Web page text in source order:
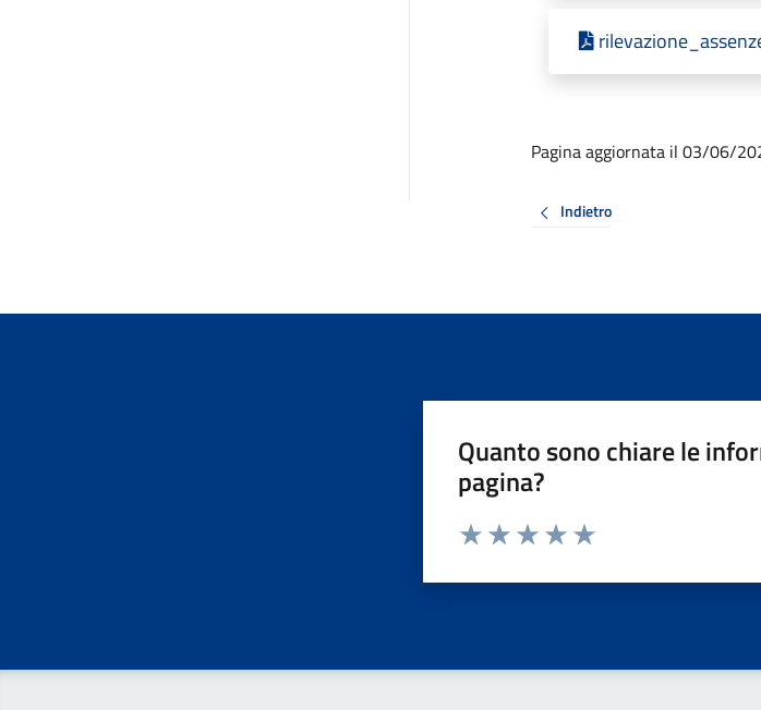
Pagina aggiornata il 03/06/
Indietro
Quanto sono chiare le
pagina?
Valuta da 1 a 5 stelle la pagina